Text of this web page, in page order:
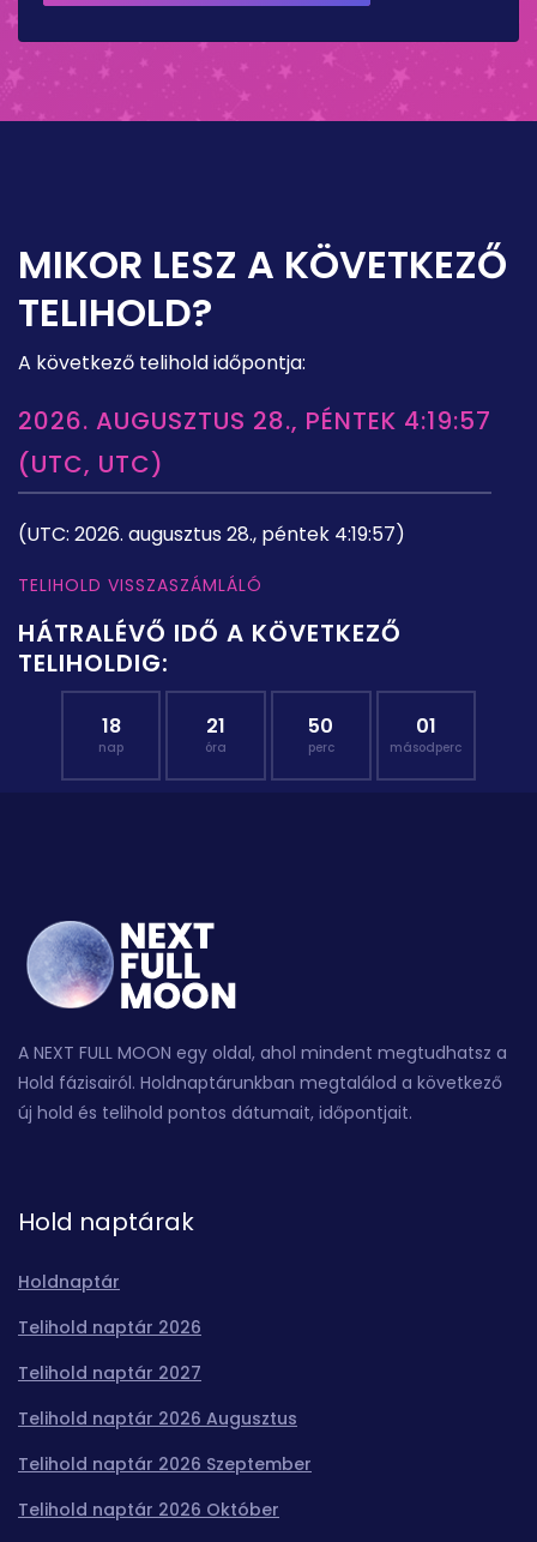
MIKOR LESZ A KÖVETKEZŐ
TELIHOLD?
A következő telihold időpontja:
2026. AUGUSZTUS 28., PÉNTEK 4:19:57
(UTC, UTC)
(UTC: 2026. augusztus 28., péntek 4:19:57)
TELIHOLD VISSZASZÁMLÁLÓ
HÁTRALÉVŐ IDŐ A KÖVETKEZŐ
TELIHOLDIG:
18
nap
21
óra
50
perc
00
másodperc
A NEXT FULL MOON egy oldal, ahol mindent megtudhatsz a
Hold fázisairól. Holdnaptárunkban megtalálod a következő
új hold és telihold pontos dátumait, időpontjait.
Hold naptárak
Holdnaptár
Telihold naptár 2026
Telihold naptár 2027
Telihold naptár 2026 Augusztus
Telihold naptár 2026 Szeptember
Telihold naptár 2026 Október